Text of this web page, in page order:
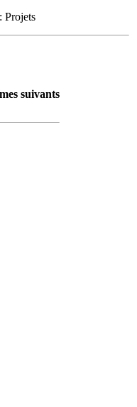
Projets
suivants